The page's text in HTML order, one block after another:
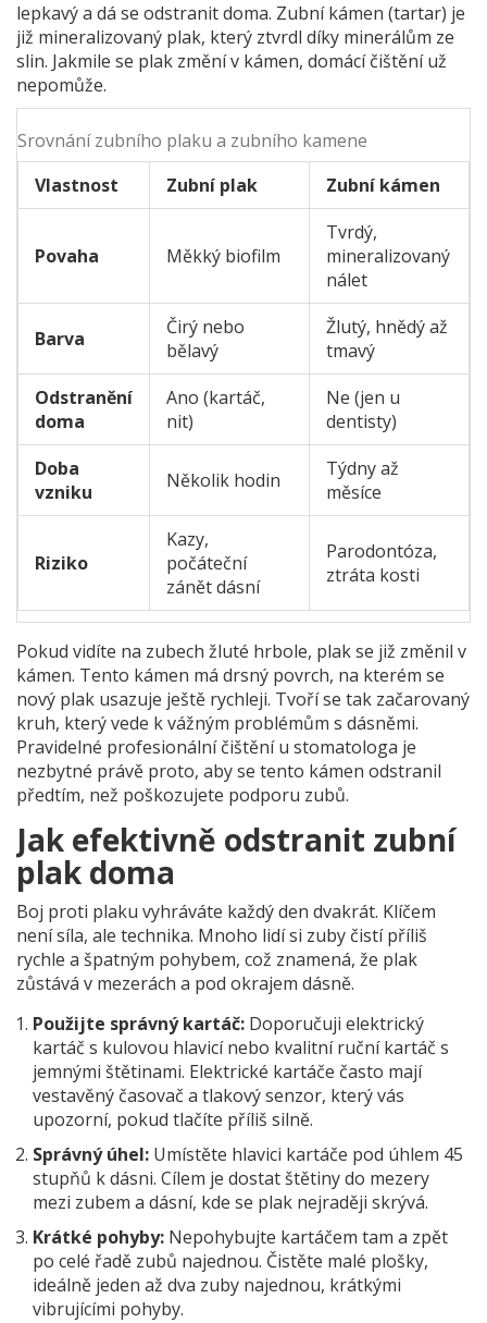
lepkavý a dá se odstranit doma. Zubní kámen (tartar) je
již mineralizovaný plak, který ztvrdl díky minerálům ze
slin. Jakmile se plak změní v kámen, domácí čištění už
nepomůže.
Srovnání zubního plaku a zubního kamene
Vlastnost
Zubní plak Zubní kámen
Povaha Měkký biofilm
Tvrdý,
mineralizovaný
nálet
Barva
Čirý nebo
bělavý
Žlutý, hnědý až
tmavý
Odstranění
doma
Ano (kartáč,
nit)
Ne (jen u
dentisty)
Doba
vzniku
Několik hodin
Týdny až
měsíce
Riziko
Kazy,
počáteční
zánět dásní
Parodontóza,
ztráta kosti
Pokud vidíte na zubech žluté hrbole, plak se již změnil v
kámen. Tento kámen má drsný povrch, na kterém se
nový plak usazuje ještě rychleji. Tvoří se tak začarovaný
kruh, který vede k vážným problémům s dásněmi.
Pravidelné profesionální čištění u stomatologa je
nezbytné právě proto, aby se tento kámen odstranil
předtím, než poškozujete podporu zubů.
Jak efektivně odstranit zubní
plak doma
Boj proti plaku vyhráváte každý den dvakrát. Klíčem
není síla, ale technika. Mnoho lidí si zuby čistí příliš
rychle a špatným pohybem, což znamená, že plak
zůstává v mezerách a pod okrajem dásně.
Použijte správný kartáč: Doporučuji elektrický
kartáč s kulovou hlavicí nebo kvalitní ruční kartáč s
jemnými štětinami. Elektrické kartáče často mají
vestavěný časovač a tlakový senzor, který vás
upozorní, pokud tlačíte příliš silně.
Správný úhel: Umístěte hlavici kartáče pod úhlem 45
stupňů k dásni. Cílem je dostat štětiny do mezery
mezi zubem a dásní, kde se plak nejraději skrývá.
Krátké pohyby: Nepohybujte kartáčem tam a zpět
po celé řadě zubů najednou. Čistěte malé plošky,
ideálně jeden až dva zuby najednou, krátkými
vibrujícími pohyby.